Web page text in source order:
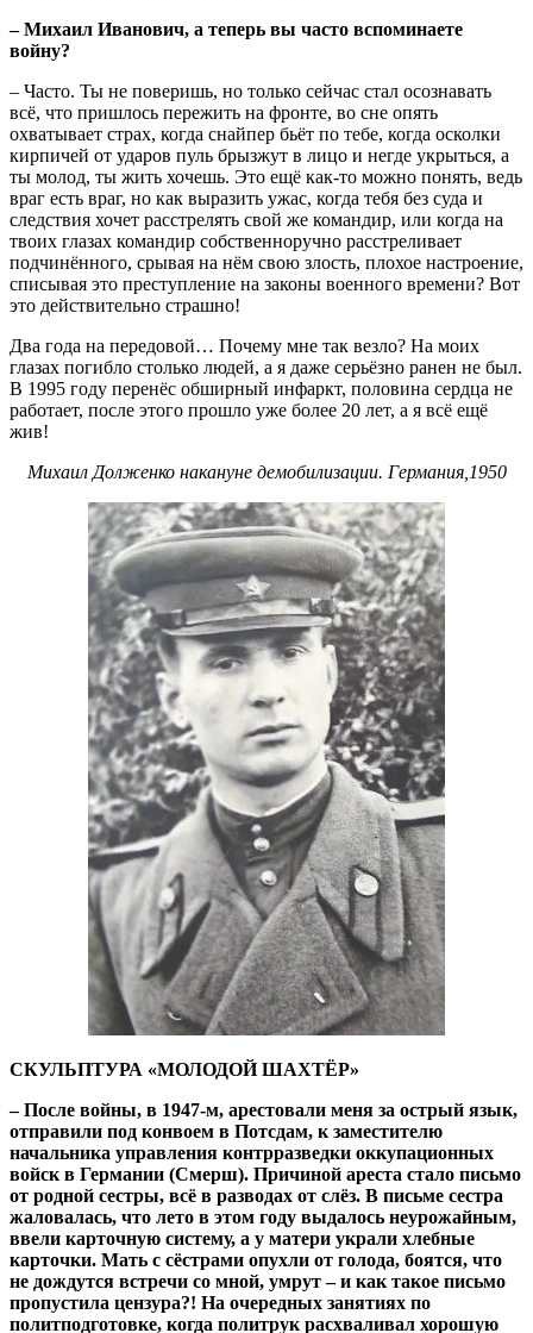
– Михаил Иванович, a теперь вы часто вспоминаете
войну?
– Часто. Ты не поверишь, но только сейчас стал осознавать
всё, что пришлось пережить на фронте, во сне опять
охватывает страх, когда снайпер бьёт по тебе, когда осколки
кирпичей от ударов пуль брызжут в лицо и негде укрыться, а
ты молод, ты жить хочешь. Это ещё как-то можно понять, ведь
враг есть враг, но как выразить ужас, когда тебя без суда и
следствия хочет расстрелять свой же командир, или когда на
твоих глазах командир собственноручно расстреливает
подчинённого, срывая на нём свою злость, плохое настроение,
списывая это преступление на законы военного времени? Вот
это действительно страшно!
Два года на передовой… Почему мне так везло? На моих
глазах погибло столько людей, а я даже серьёзно ранен не был.
В 1995 году перенёс обширный инфаркт, половина сердца не
работает, после этого прошло уже более 20 лет, а я всё ещё
жив!
Михаил Долженко накануне демобилизации. Германия,1950
СКУЛЬПТУРА «МОЛОДОЙ ШАХТЁР»
– После войны, в 1947-м, арестовали меня за острый язык,
oтправили под конвоем в Потсдам, к заместителю
начальникa управления контрразведки оккупационных
войск в Германии (Смерш). Причиной ареста стало письмо
от родной сестры, всё в разводах от слёз. В письме сестра
жаловалась, что лето в этом году выдалось неурожайным,
ввели карточную систему, a у матери украли хлебные
карточки. Мать с сёстрами опухли от голода, боятся, что
не дождутся встречи со мной, умрут – и как такое письмо
пропустила цензура?! На очередных занятиях по
политподготовке, когда политрук расхваливал хорошую